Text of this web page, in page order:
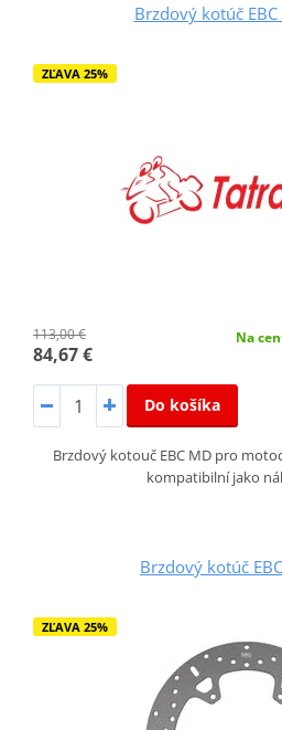
Brzdový kotúč
ZĽAVA 25%
113,00 €
84,67 €
Na
Do košíka
Brzdový kotouč EBC MD pro
kompatibilní jako
Brzdový kotúč
ZĽAVA 25%